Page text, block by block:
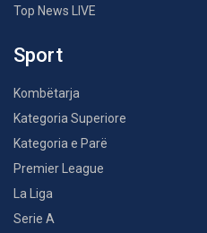
Top News LIVE
Sport
Kombëtarja
Kategoria Superiore
Kategoria e Parë
Premier League
La Liga
Serie A